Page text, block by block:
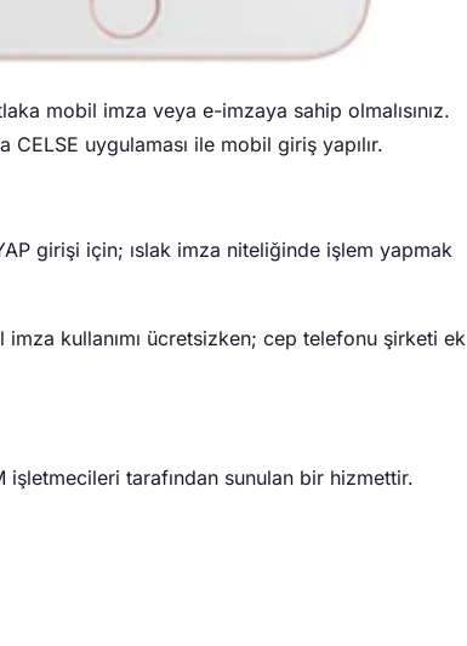
mobil imza veya e-imzaya sahip olmalısınız.
CELSE uygulaması ile mobil giriş yapılır.
girişi için; ıslak imza niteliğinde işlem yapmak
imza kullanımı ücretsizken; cep telefonu şirketi ek
tarafından sunulan bir hizmettir.